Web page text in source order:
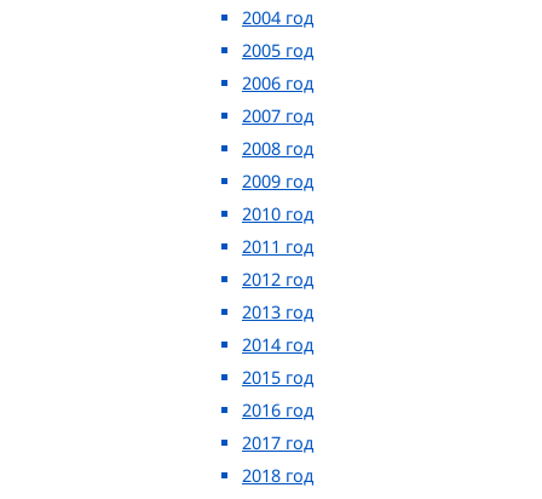
2004 год
2005 год
2006 год
2007 год
2008 год
2009 год
2010 год
2011 год
2012 год
2013 год
2014 год
2015 год
2016 год
2017 год
2018 год